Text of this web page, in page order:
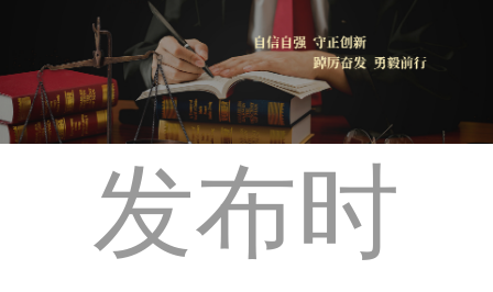
发布时